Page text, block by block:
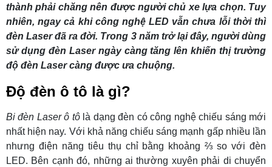
thành phải chăng nên được người chủ xe lựa chọn. Tuy
nhiên, ngay cả khi công nghệ LED vẫn chưa lỗi thời thì
đèn Laser đã ra đời. Trong 3 năm trở lại đây, người dùng
sử dụng đèn Laser ngày càng tăng lên khiến thị trường
độ đèn Laser càng được ưa chuộng.
Độ đèn ô tô là gì?
Bi đèn Laser ô tôlà dạng đèn có công nghệ chiếu sáng mới
nhất hiện nay. Với khả năng chiếu sáng mạnh gấp nhiều lần
nhưng điện năng tiêu thụ chỉ bằng khoảng ⅔ so với đèn
LED. Bên cạnh đó, những ai thường xuyên phải di chuyển